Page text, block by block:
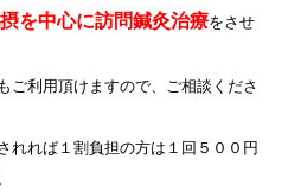
を中心に訪問鍼灸治療をさせ
ご利用頂けますので、ご相談くださ
れれば１割負担の方は１回５００円